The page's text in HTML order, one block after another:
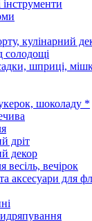
інструменти
кулінарний
солодощі
шприці,
шоколаду *
дріт
декор
весіль, вечірок
аксесуари для